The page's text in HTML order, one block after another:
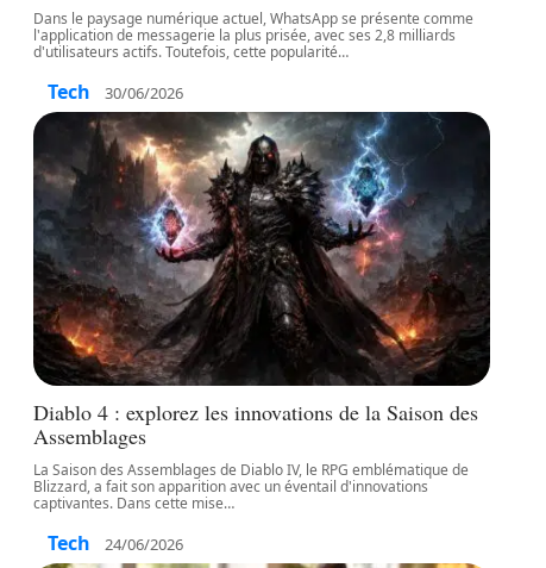
Dans le paysage numérique actuel, WhatsApp se présente comme
l'application de messagerie la plus prisée, avec ses 2,8 milliards
d'utilisateurs actifs. Toutefois, cette popularité…
Tech 30/06/2026
Diablo 4 : explorez les innovations de la Saison des
Assemblages
La Saison des Assemblages de Diablo IV, le RPG emblématique de
Blizzard, a fait son apparition avec un éventail d'innovations
captivantes. Dans cette mise…
Tech 24/06/2026